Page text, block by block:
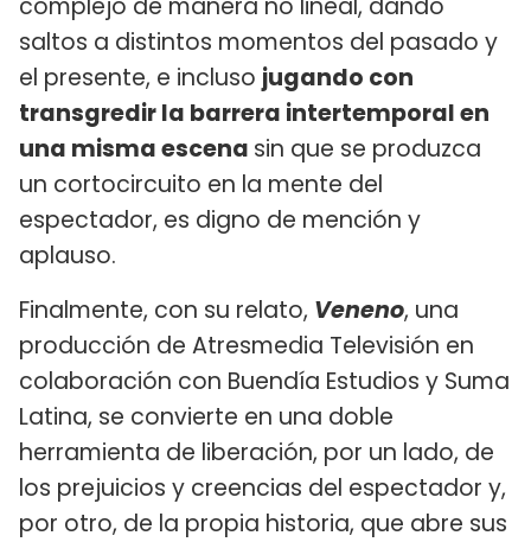
complejo de manera no lineal, dando
saltos a distintos momentos del pasado y
el presente, e incluso jugando con
transgredir la barrera intertemporal en
una misma escena sin que se produzca
un cortocircuito en la mente del
espectador, es digno de mención y
aplauso.
Finalmente, con su relato, Veneno, una
producción de Atresmedia Televisión en
colaboración con Buendía Estudios y Suma
Latina, se convierte en una doble
herramienta de liberación, por un lado, de
los prejuicios y creencias del espectador y,
por otro, de la propia historia, que abre sus